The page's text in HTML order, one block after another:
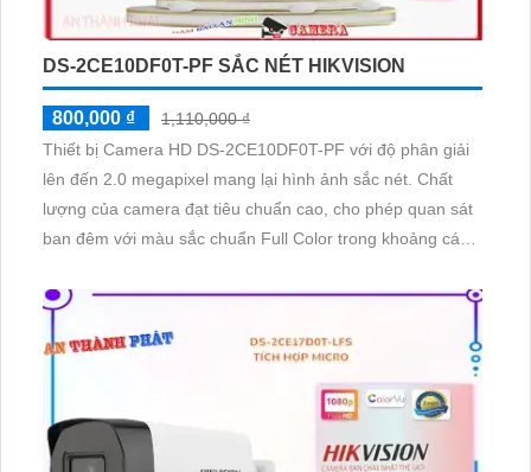
DS-2CE10DF0T-PF SẮC NÉT HIKVISION
800,000 ₫
1,110,000 ₫
Thiết bị Camera HD DS-2CE10DF0T-PF với độ phân giải
lên đến 2.0 megapixel mang lại hình ảnh sắc nét. Chất
lượng của camera đạt tiêu chuẩn cao, cho phép quan sát
ban đêm với màu sắc chuẩn Full Color trong khoảng cách
nghệ AHD, CVI, TVI, BCS giúp camera ghi hình được rõ
ràng và chất lượng, độ bền cao